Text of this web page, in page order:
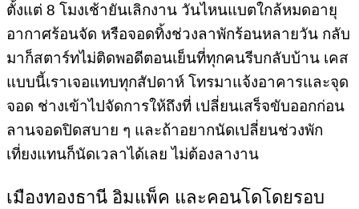
ตั้งแต่ 8 โมงเช้ายันเลิกงาน วันไหนแบตใกล้หมดอายุ
อากาศร้อนจัด หรือจอดทิ้งช่วงลาพักร้อนหลายวัน กลับ
มาก็สตาร์ทไม่ติดพอดีตอนเย็นที่ทุกคนรีบกลับบ้าน เคส
แบบนี้เราเจอแทบทุกสัปดาห์ โทรมาแจ้งอาคารและจุด
จอด ช่างเข้าไปจัดการให้ถึงที่ เปลี่ยนเสร็จขับออกก่อน
ลานจอดปิดสบาย ๆ และถ้าอยากนัดเปลี่ยนช่วงพัก
เที่ยงแทนก็นัดเวลาได้เลย ไม่ต้องลางาน
เมืองทองธานี อิมแพ็ค และคอนโดโดยรอบ